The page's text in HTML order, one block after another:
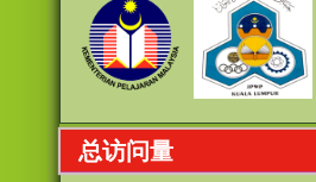
总访问量